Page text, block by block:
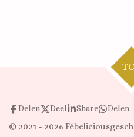
Delen Deel Share Delen
© 2021 - 2026